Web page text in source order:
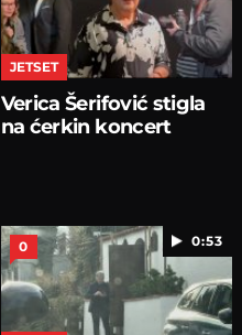
JETSET
Verica Šerifović stigla
na ćerkin koncert
0:53
0